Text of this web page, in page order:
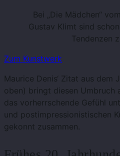
Bei „Die Mädchen“
Gustav Klimt sind
Tendenzen
Zum Kunstwerk
Maurice Denis‘ Zitat aus dem
oben) bringt diesen Umbruch
das vorherrschende Gefühl
und postimpressionistischen
gekonnt zusammen.